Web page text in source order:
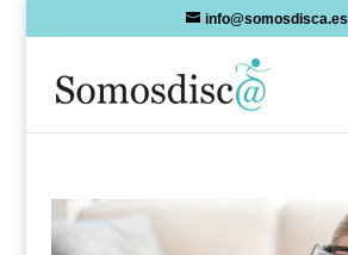
info@somosdisca.es